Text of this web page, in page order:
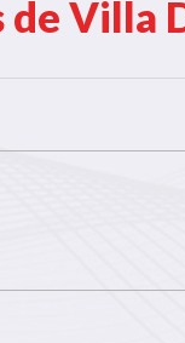
Villa